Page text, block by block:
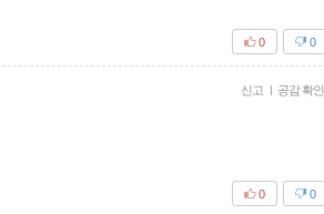
0
0
신고 | 공감 확인
0
0